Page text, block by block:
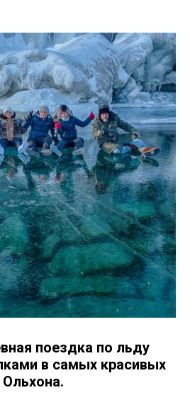
поездка по льду
в самых красивых